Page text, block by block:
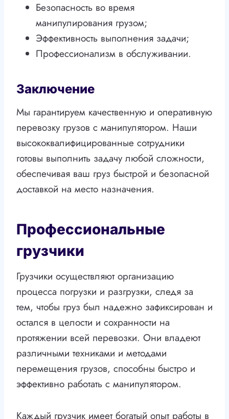
Безопасность во время
манипулирования грузом;
Эффективность выполнения задачи;
Профессионализм в обслуживании.
Заключение
Мы гарантируем качественную и оперативную
перевозку грузов с манипулятором. Наши
высококвалифицированные сотрудники
готовы выполнить задачу любой сложности,
обеспечивая ваш груз быстрой и безопасной
доставкой на место назначения.
Профессиональные
грузчики
Грузчики осуществляют организацию
процесса погрузки и разгрузки, следя за
тем, чтобы груз был надежно зафиксирован и
остался в целости и сохранности на
протяжении всей перевозки. Они владеют
различными техниками и методами
перемещения грузов, способны быстро и
эффективно работать с манипулятором.
Каждый грузчик имеет богатый опыт работы в